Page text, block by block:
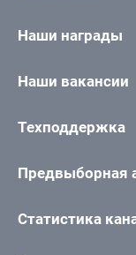
Наши награды
Наши вакансии
Техподдержка
Предвыборная
Статистика